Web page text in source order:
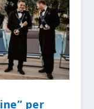
per